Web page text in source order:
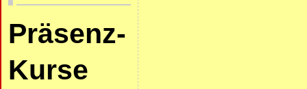
Präsenz-
Kurse